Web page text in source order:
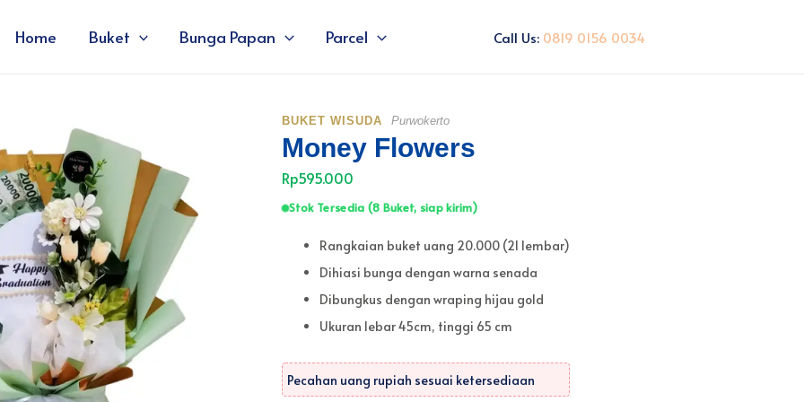
Home Buket Bunga Papan Parcel Call Us: 0819 0156 0034
BUKET WISUDA
Money Flowers
Purwokerto
Rp595.000
Stok Tersedia (8 Buket, siap kirim)
Rangkaian buket uang 20.000 (21 lembar)
Dihiasi bunga dengan warna senada
Dibungkus dengan wraping hijau gold
Ukuran lebar 45cm, tinggi 65 cm
Pecahan uang rupiah sesuai ketersediaan